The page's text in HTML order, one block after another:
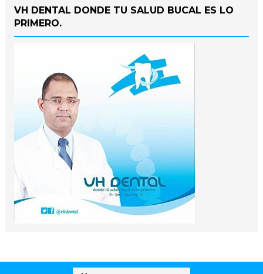
VH DENTAL DONDE TU SALUD BUCAL ES LO
PRIMERO.